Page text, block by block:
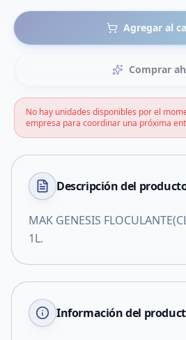
Agregar al
Comprar
No hay unidades disponibles por el
empresa para coordinar una próxima
Descripción del
MAK GENESIS
1L.
Información del